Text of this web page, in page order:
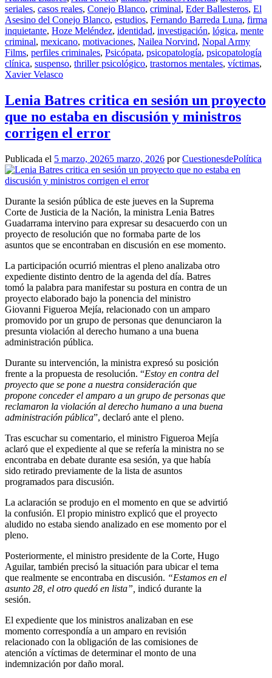
seriales, casos reales, Conejo Blanco, criminal, Eder Ballesteros, El
Asesino del Conejo Blanco, estudios, Fernando Barreda Luna, firma
inquietante, Hoze Meléndez, identidad, investigación, lógica, mente
criminal, mexicano, motivaciones, Nailea Norvind, Nopal Army
Films, perfiles criminales, Psicópata, psicopatología, psicopatología
clínica, suspenso, thriller psicológico, trastornos mentales, víctimas,
Xavier Velasco
Lenia Batres critica en sesión un proyecto
que no estaba en discusión y ministros
corrigen el error
Publicada el 5 marzo, 20265 marzo, 2026 porCuestionesdePolítica
Durante la sesión pública de este jueves en la Suprema
Corte de Justicia de la Nación, la ministra Lenia Batres
Guadarrama intervino para expresar su desacuerdo con un
proyecto de resolución que no formaba parte de los
asuntos que se encontraban en discusión en ese momento.
La participación ocurrió mientras el pleno analizaba otro
expediente distinto dentro de la agenda del día. Batres
tomó la palabra para manifestar su postura en contra de un
proyecto elaborado bajo la ponencia del ministro
Giovanni Figueroa Mejía, relacionado con un amparo
promovido por un grupo de personas que denunciaron la
presunta violación al derecho humano a una buena
administración pública.
Durante su intervención, la ministra expresó su posición
frente a la propuesta de resolución. “Estoy en contra del
proyecto que se pone a nuestra consideración que
propone conceder el amparo a un grupo de personas que
reclamaron la violación al derecho humano a una buena
administración pública”, declaró ante el pleno.
Tras escuchar su comentario, el ministro Figueroa Mejía
aclaró que el expediente al que se refería la ministra no se
encontraba en debate durante esa sesión, ya que había
sido retirado previamente de la lista de asuntos
programados para discusión.
La aclaración se produjo en el momento en que se advirtió
la confusión. El propio ministro explicó que el proyecto
aludido no estaba siendo analizado en ese momento por el
pleno.
Posteriormente, el ministro presidente de la Corte, Hugo
Aguilar, también precisó la situación para ubicar el tema
que realmente se encontraba en discusión. “Estamos en el
asunto 28, el otro quedó en lista”, indicó durante la
sesión.
El expediente que los ministros analizaban en ese
momento correspondía a un amparo en revisión
relacionado con la obligación de las comisiones de
atención a víctimas de determinar el monto de una
indemnización por daño moral.